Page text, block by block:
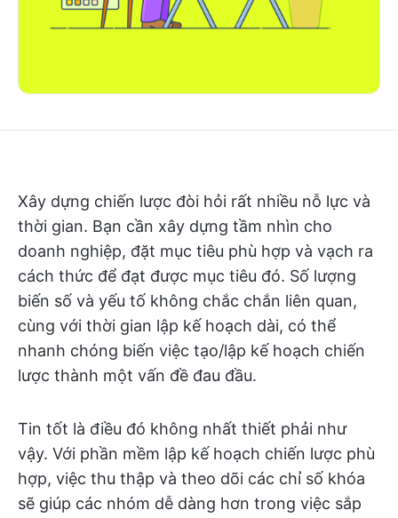
Xây dựng chiến lược đòi hỏi rất nhiều nỗ lực và
thời gian. Bạn cần xây dựng tầm nhìn cho
doanh nghiệp, đặt mục tiêu phù hợp và vạch ra
cách thức để đạt được mục tiêu đó. Số lượng
biến số và yếu tố không chắc chắn liên quan,
cùng với thời gian lập kế hoạch dài, có thể
nhanh chóng biến việc tạo/lập kế hoạch chiến
lược thành một vấn đề đau đầu.
Tin tốt là điều đó không nhất thiết phải như
vậy. Với phần mềm lập kế hoạch chiến lược phù
hợp, việc thu thập và theo dõi các chỉ số khóa
sẽ giúp các nhóm dễ dàng hơn trong việc sắp